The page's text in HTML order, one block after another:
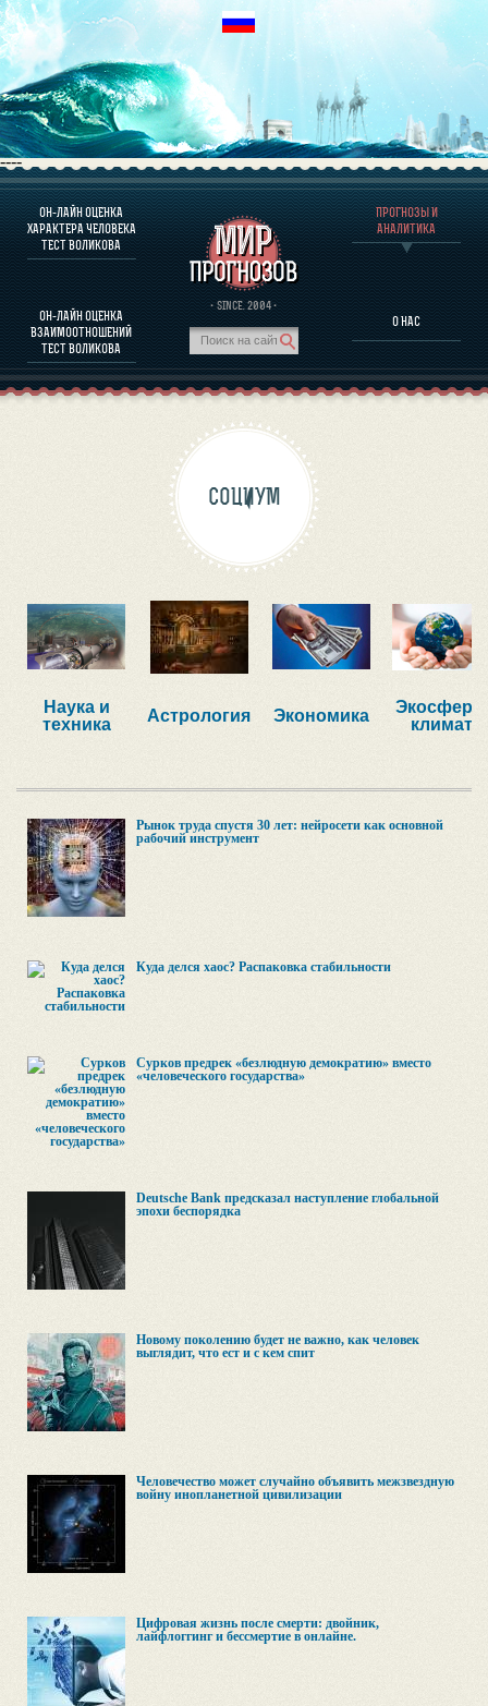
----
ОН-ЛАЙН ОЦЕНКА
ХАРАКТЕРА ЧЕЛОВЕКА
ТЕСТ ВОЛИКОВА
ОН-ЛАЙН ОЦЕНКА
ВЗАИМООТНОШЕНИЙ
ТЕСТ ВОЛИКОВА
· SINCE. 2004 ·
ПРОГНОЗЫ И
АНАЛИТИКА
О НАС
О ПРОГРАММЕ
ОЦЕНКА ХАРАКТЕРA ЧЕЛОВЕКА
ОЦЕНКА ХАРАКТЕРА ВЫДАЮЩИХСЯ ЛИЧНОСТЕЙ
О ПРОГРАММЕ
ПРОГНОЗЫ И АНАЛИТИКА
СОЦИУМ
Наука и
техника
Астрология Экономика
Экосфера,
климат
Рынок труда спустя 30 лет: нейросети как основной
рабочий инструмент
Куда делся хаос? Распаковка стабильности
Сурков предрек «безлюдную демократию» вместо
«человеческого государства»
Deutsche Bank предсказал наступление глобальной
эпохи беспорядка
Новому поколению будет не важно, как человек
выглядит, что ест и с кем спит
Человечество может случайно объявить межзвездную
войну инопланетной цивилизации
Цифровая жизнь после смерти: двойник,
лайфлоггинг и бессмертие в онлайне.